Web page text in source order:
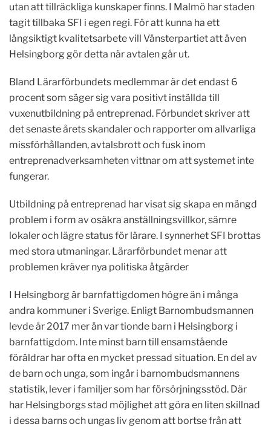
utan att tillräckliga kunskaper finns. I Malmö har staden
tagit tillbaka SFI i egen regi. För att kunna ha ett
långsiktigt kvalitetsarbete vill Vänsterpartiet att även
Helsingborg gör detta när avtalen går ut.
Bland Lärarförbundets medlemmar är det endast 6
procent som säger sig vara positivt inställda till
vuxenutbildning på entreprenad. Förbundet skriver att
det senaste årets skandaler och rapporter om allvarliga
missförhållanden, avtalsbrott och fusk inom
entreprenadverksamheten vittnar om att systemet inte
fungerar.
Utbildning på entreprenad har visat sig skapa en mängd
problem i form av osäkra anställningsvillkor, sämre
lokaler och lägre status för lärare. I synnerhet SFI brottas
med stora utmaningar. Lärarförbundet menar att
problemen kräver nya politiska åtgärder
I Helsingborg är barnfattigdomen högre än i många
andra kommuner i Sverige. Enligt Barnombudsmannen
levde år 2017 mer än var tionde barn i Helsingborg i
barnfattigdom. Inte minst barn till ensamstående
föräldrar har ofta en mycket pressad situation. En del av
de barn och unga, som ingår i barnombudsmannens
statistik, lever i familjer som har försörjningsstöd. Där
har Helsingborgs stad möjlighet att göra en liten skillnad
i dessa barns och ungas liv genom att bortse från att